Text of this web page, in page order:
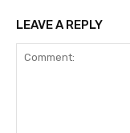
LEAVE A REPLY